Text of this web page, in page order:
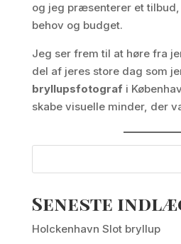
og jeg præsenterer et
behov og budget.
Jeg ser frem til at høre fra
del af jeres store dag som
bryllupsfotograf i
skabe visuelle minder, der
Seneste
Holckenhavn Slot bryllup